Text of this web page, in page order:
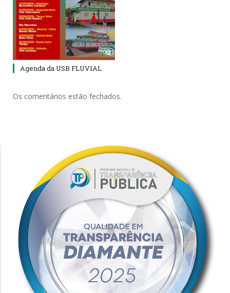
Agenda da USB FLUVIAL
Os comentários estão fechados.